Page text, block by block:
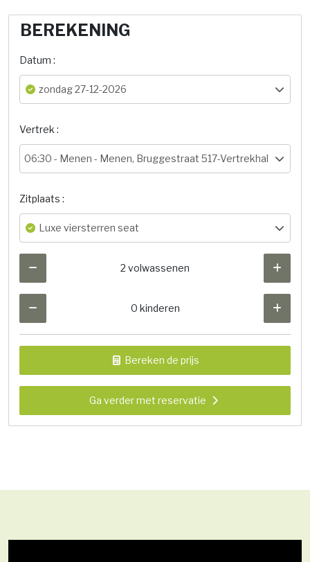
BEREKENING
Datum :
zondag 27-12-2026
Vertrek :
06:30 - Menen - Menen, Bruggestraat 517-Vertrekhal
Zitplaats :
Luxe viersterren seat
2 volwassenen
0 kinderen
Bereken de prijs
Ga verder met reservatie